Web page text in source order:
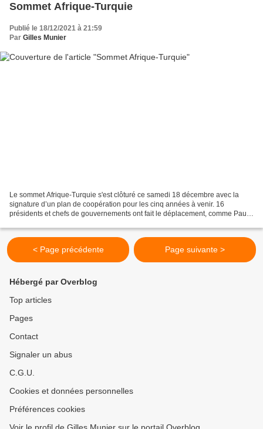
Sommet Afrique-Turquie
Publié le 18/12/2021 à 21:59
Par Gilles Munier
Le sommet Afrique-Turquie s'est clôturé ce samedi 18 décembre avec la
signature d’un plan de coopération pour les cinq années à venir. 16
présidents et chefs de gouvernements ont fait le déplacement, comme Paul
< Page précédente Page suivante >
Hébergé par Overblog
Top articles
Pages
Contact
Signaler un abus
C.G.U.
Cookies et données personnelles
Préférences cookies